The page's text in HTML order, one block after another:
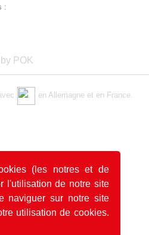
(les notres et de
l'utilisation de notre site
naviguer sur notre site
utilisation de cookies.
:
POK
en Allemagne et en France.